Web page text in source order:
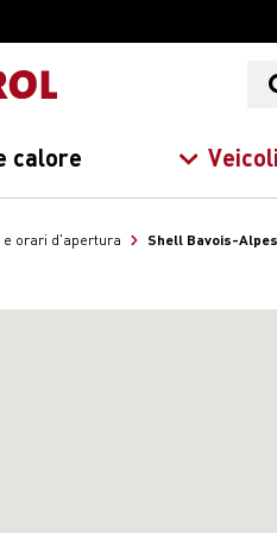
calore Veicoli
e orari d'apertura Shell Bavois-